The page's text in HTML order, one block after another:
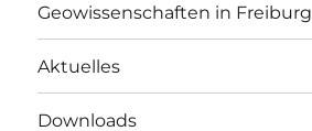
Geowissenschaften in Freiburg
Aktuelles
Downloads